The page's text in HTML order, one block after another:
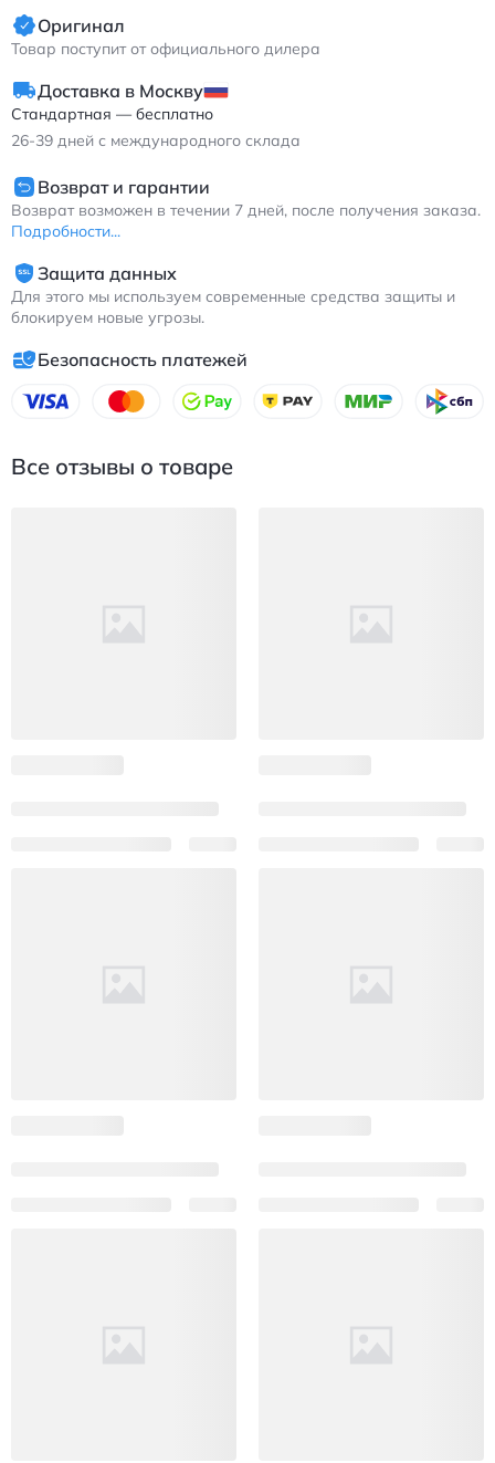
антипробуксовочной подошвой и круглым носком для
повседневной носки
Оригинал
Товар поступит от официального дилера
Доставка в Москву
Стандартная — бесплатно
26-39 дней с международного склада
Возврат и гарантии
Возврат возможен в течении 7 дней, после получения заказа.
Подробности...
Защита данных
Для этого мы используем современные средства защиты и
блокируем новые угрозы.
Безопасность платежей
Все отзывы о товаре